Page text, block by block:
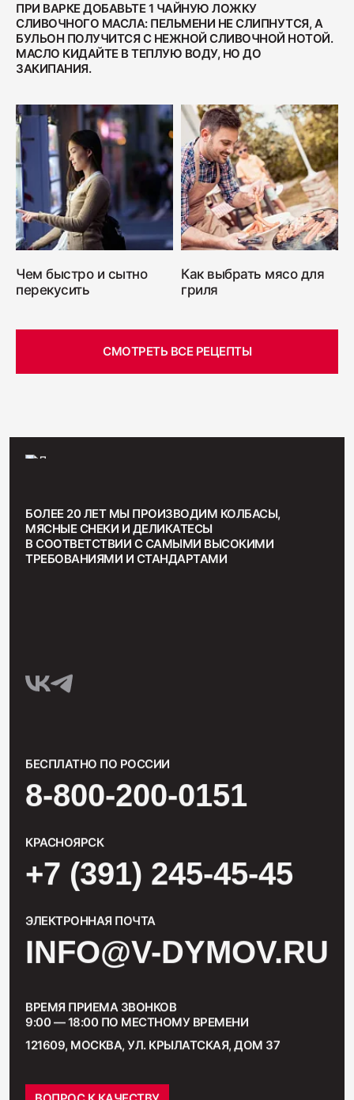
ПРИ ВАРКЕ ДОБАВЬТЕ 1 ЧАЙНУЮ ЛОЖКУ
СЛИВОЧНОГО МАСЛА: ПЕЛЬМЕНИ НЕ СЛИПНУТСЯ, А
БУЛЬОН ПОЛУЧИТСЯ С НЕЖНОЙ СЛИВОЧНОЙ НОТОЙ.
МАСЛО КИДАЙТЕ В ТЕПЛУЮ ВОДУ, НО ДО
ЗАКИПАНИЯ.
Чем быстро и сытно
перекусить
Как выбрать мясо для
гриля
СМОТРЕТЬ ВСЕ РЕЦЕПТЫ
БОЛЕЕ 20 ЛЕТ МЫ ПРОИЗВОДИМ КОЛБАСЫ,
МЯСНЫЕ СНЕКИ И ДЕЛИКАТЕСЫ
В СООТВЕТСТВИИ С САМЫМИ ВЫСОКИМИ
ТРЕБОВАНИЯМИ И СТАНДАРТАМИ
БЕСПЛАТНО ПО РОССИИ
8-800-200-0151
КРАСНОЯРСК
+7 (391) 245-45-45
ЭЛЕКТРОННАЯ ПОЧТА
INFO@V-DYMOV.RU
ВРЕМЯ ПРИЕМА ЗВОНКОВ
9:00 — 18:00 ПО МЕСТНОМУ ВРЕМЕНИ
121609, МОСКВА, УЛ. КРЫЛАТСКАЯ, ДОМ 37